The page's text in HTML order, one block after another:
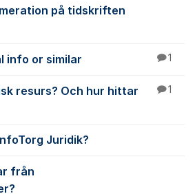
på tidskriften
info or similar 1
resurs? Och hur hittar
1
Juridik?
från